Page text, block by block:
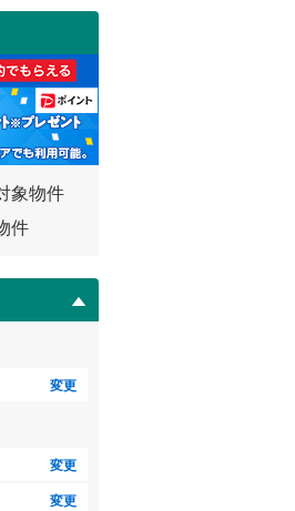
象物件
件
変更
変更
変更
(214)
)
)
ン
て以
11）
ン